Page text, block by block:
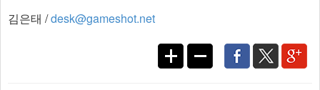
김은태 /desk@gameshot.net